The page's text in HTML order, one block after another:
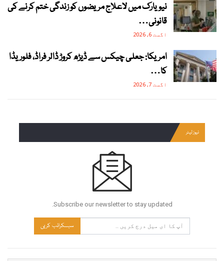
نیویارک میں لاعلاج مریضوں کو زندگی ختم کرنے کی
قانونی…
اگست 6, 2026
امریکا: جعلی چیکس سے ڈیڑھ کروڑ ڈالر فراڈ، فلوریڈا
کا…
اگست 7, 2026
نیوز لیٹر
Subscribe our newsletter to stay updated.
سبسکرائب کریں